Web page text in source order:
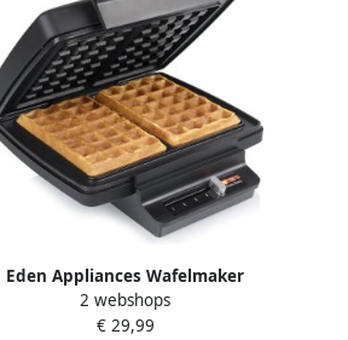
Eden Appliances Wafelmaker
Eden ED-7013 Wafelijzer met
instelbare bruiningsgraad –
2 webshops
€ 29,99